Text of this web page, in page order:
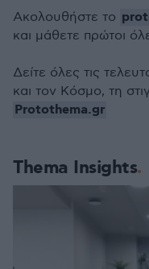
Thema Insights
Ακολουθήστε το
και μάθετε πρώτοι
Δείτε όλες τις
και τον Κόσμο, τη
Protothema.gr